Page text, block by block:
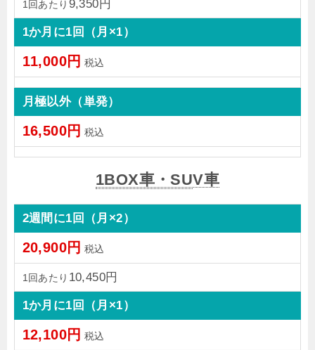
1回あたり 9,350円
1か月に1回（月×1）
11,000円 税込
月極以外（単発）
16,500円 税込
1BOX車・SUV車
2週間に1回（月×2）
20,900円 税込
1回あたり 10,450円
1か月に1回（月×1）
12,100円 税込